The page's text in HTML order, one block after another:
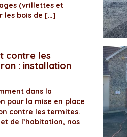
(vrillettes et
les bois de […]
contre les
: installation
dans la
pour la mise en place
contre les termites.
de l’habitation, nos